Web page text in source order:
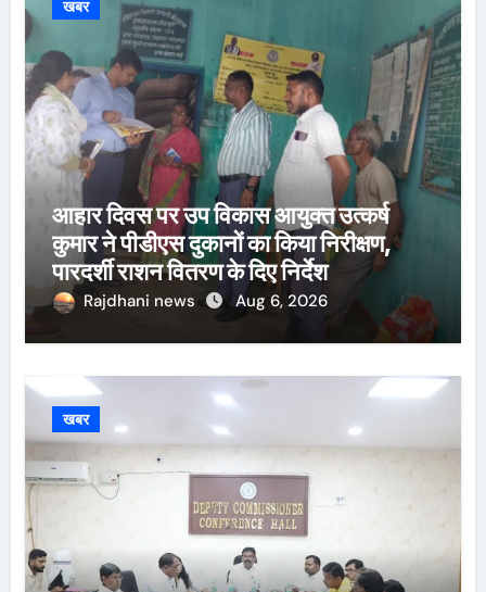
खबर
आहार दिवस पर उप विकास आयुक्त उत्कर्ष
कुमार ने पीडीएस दुकानों का किया निरीक्षण,
पारदर्शी राशन वितरण के दिए निर्देश
Rajdhani news Aug 6, 2026
खबर